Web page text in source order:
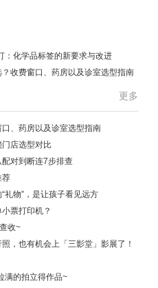
：化学品标签的新要求与改进
收费窗口、药房以及诊室选型指南
更多
、药房以及诊室选型指南
店选型对比
对到断连7步排查
荐
礼物”，是让孩子看见远方
票打印机？
收~
，也有机会上「三影堂」影展了！
满的拍立得作品~